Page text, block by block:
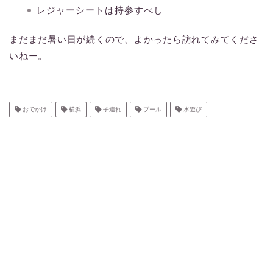
レジャーシートは持参すべし
まだまだ暑い日が続くので、よかったら訪れてみてくださ
いねー。
おでかけ 横浜 子連れ プール 水遊び